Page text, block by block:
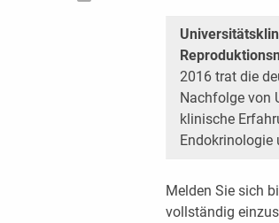
2016 trat die
Nachfolge von
klinische
Endokrinologie
Melden Sie sich
vollständig